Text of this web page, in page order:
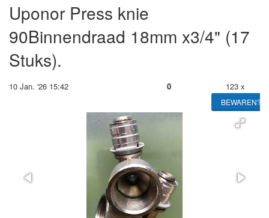
Uponor Press knie
90Binnendraad 18mm x3/4" (17
Stuks).
10 Jan. '26 15:42 0 123 x
BEWAREN?